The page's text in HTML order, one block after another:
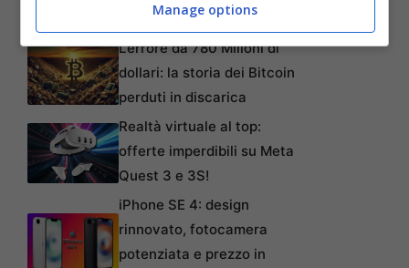
Articoli recentiL’errore da 780 Milioni di
dollari: la storia dei Bitcoin
perduti in discarica
Realtà virtuale al top:
offerte imperdibili su Meta
Quest 3 e 3S!
iPhone SE 4: design
rinnovato, fotocamera
potenziata e prezzo in
Manage options